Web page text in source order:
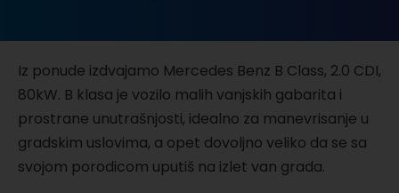
Iz ponude izdvajamo Mercedes Benz B Class, 2.0 CDI,
80kW. B klasa je vozilo malih vanjskih gabarita i
prostrane unutrašnjosti, idealno za manevrisanje u
gradskim uslovima, a opet dovoljno veliko da se sa
svojom porodicom uputiš na izlet van grada.